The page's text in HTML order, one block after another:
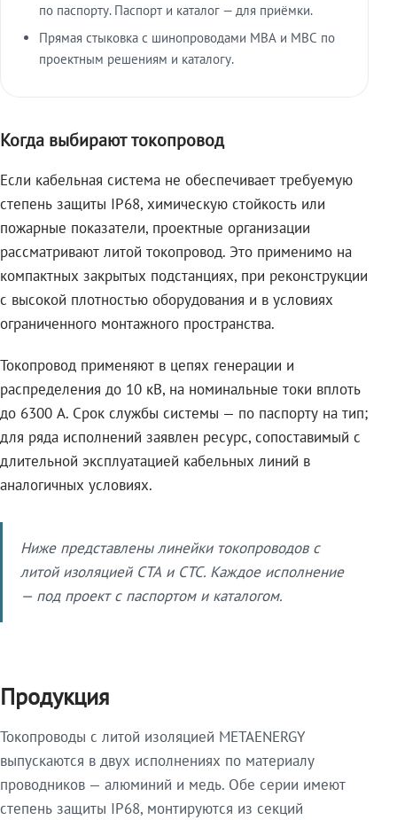
по паспорту. Паспорт и каталог — для приёмки.
Прямая стыковка с шинопроводами МВА и МВС по
проектным решениям и каталогу.
Когда выбирают токопровод
Если кабельная система не обеспечивает требуемую
степень защиты IP68, химическую стойкость или
пожарные показатели, проектные организации
рассматривают литой токопровод. Это применимо на
компактных закрытых подстанциях, при реконструкции
с высокой плотностью оборудования и в условиях
ограниченного монтажного пространства.
Токопровод применяют в цепях генерации и
распределения до 10 кВ, на номинальные токи вплоть
до 6300 А. Срок службы системы — по паспорту на тип;
для ряда исполнений заявлен ресурс, сопоставимый с
длительной эксплуатацией кабельных линий в
аналогичных условиях.
Ниже представлены линейки токопроводов с
литой изоляцией СТА и СТС. Каждое исполнение
— под проект с паспортом и каталогом.
Продукция
Токопроводы с литой изоляцией METAENERGY
выпускаются в двух исполнениях по материалу
проводников — алюминий и медь. Обе серии имеют
степень защиты IP68, монтируются из секций